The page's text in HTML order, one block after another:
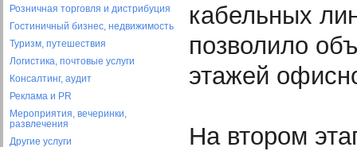
Розничная торговля и дистрибуция
Гостиничный бизнес, недвижимость
Туризм, путешествия
Логистика, почтовые услуги
Консалтинг, аудит
Реклама и PR
Мероприятия, вечеринки,
развлечения
Другие услуги
кабельных
позволило
этажей
На втором